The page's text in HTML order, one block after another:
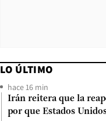
LO ÚLTIMO
hace 16 min
Irán reitera que la
por que Estados